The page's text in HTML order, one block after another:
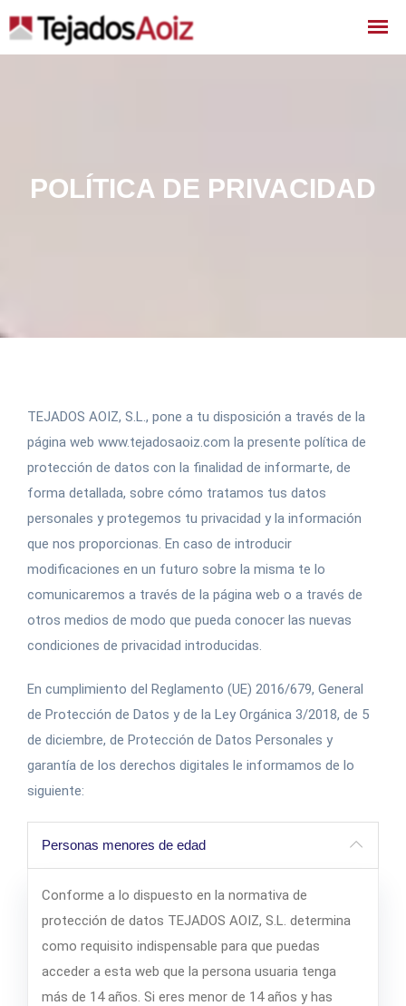
POLÍTICA DE PRIVACIDAD
TEJADOS AOIZ, S.L., pone a tu disposición a través de la
página web www.tejadosaoiz.com la presente política de
protección de datos con la finalidad de informarte, de
forma detallada, sobre cómo tratamos tus datos
personales y protegemos tu privacidad y la información
que nos proporcionas. En caso de introducir
modificaciones en un futuro sobre la misma te lo
comunicaremos a través de la página web o a través de
otros medios de modo que pueda conocer las nuevas
condiciones de privacidad introducidas.
En cumplimiento del Reglamento (UE) 2016/679, General
de Protección de Datos y de la Ley Orgánica 3/2018, de 5
de diciembre, de Protección de Datos Personales y
garantía de los derechos digitales le informamos de lo
siguiente:
Personas menores de edad
Conforme a lo dispuesto en la normativa de
protección de datos TEJADOS AOIZ, S.L. determina
como requisito indispensable para que puedas
acceder a esta web que la persona usuaria tenga
más de 14 años. Si eres menor de 14 años y has